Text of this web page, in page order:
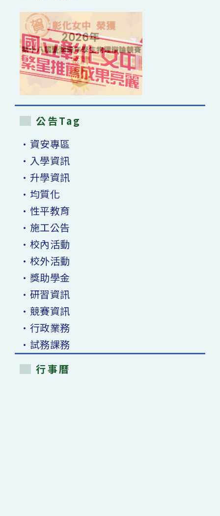
公告Tag
•資安專區
•入學資訊
•升學資訊
•均質化
•性平教育
•施工公告
•校內活動
•校外活動
•獎助學金
•研習資訊
•競賽資訊
•行政業務
•試務課務
行事曆